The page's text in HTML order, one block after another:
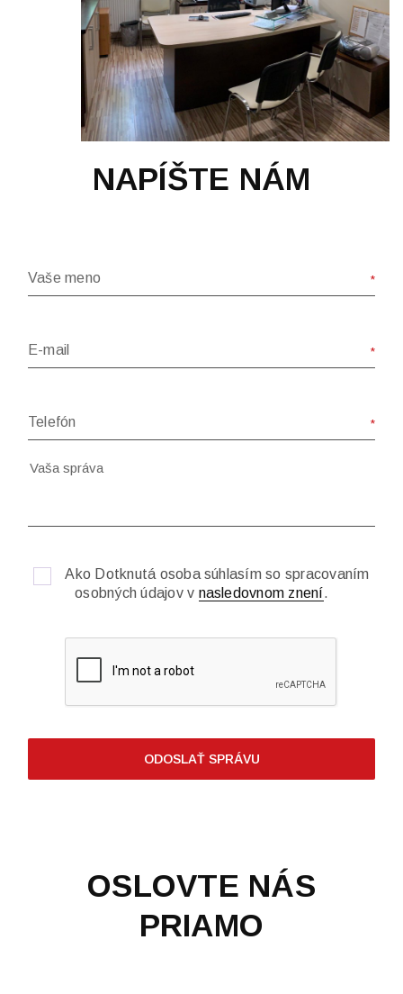
NAPÍŠTE NÁM
Vaše meno
E-mail
Telefón
Ako Dotknutá osoba súhlasím so spracovaním
osobných údajov v nasledovnom znení.
ODOSLAŤ SPRÁVU
OSLOVTE NÁS
PRIAMO